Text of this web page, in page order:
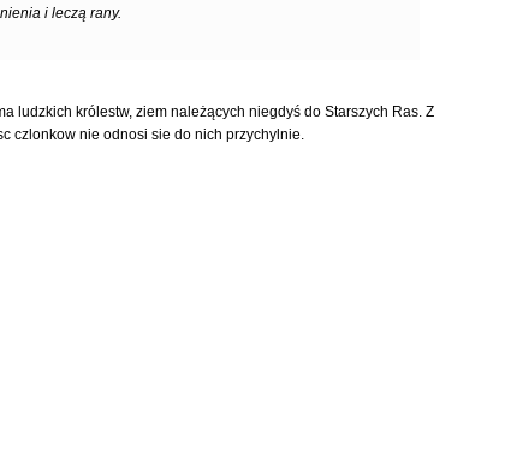
i leczą rany.
ludzkich królestw, ziem należących niegdyś do Starszych Ras. Z
czlonkow nie odnosi sie do nich przychylnie.